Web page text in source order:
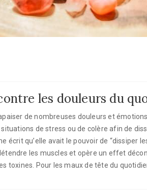
les douleurs du
de nombreuses douleurs et
de stress ou de colère afin de
écrit qu’elle avait le pouvoir de “dissiper
les muscles et opère un effet
toxines. Pour les maux de tête du